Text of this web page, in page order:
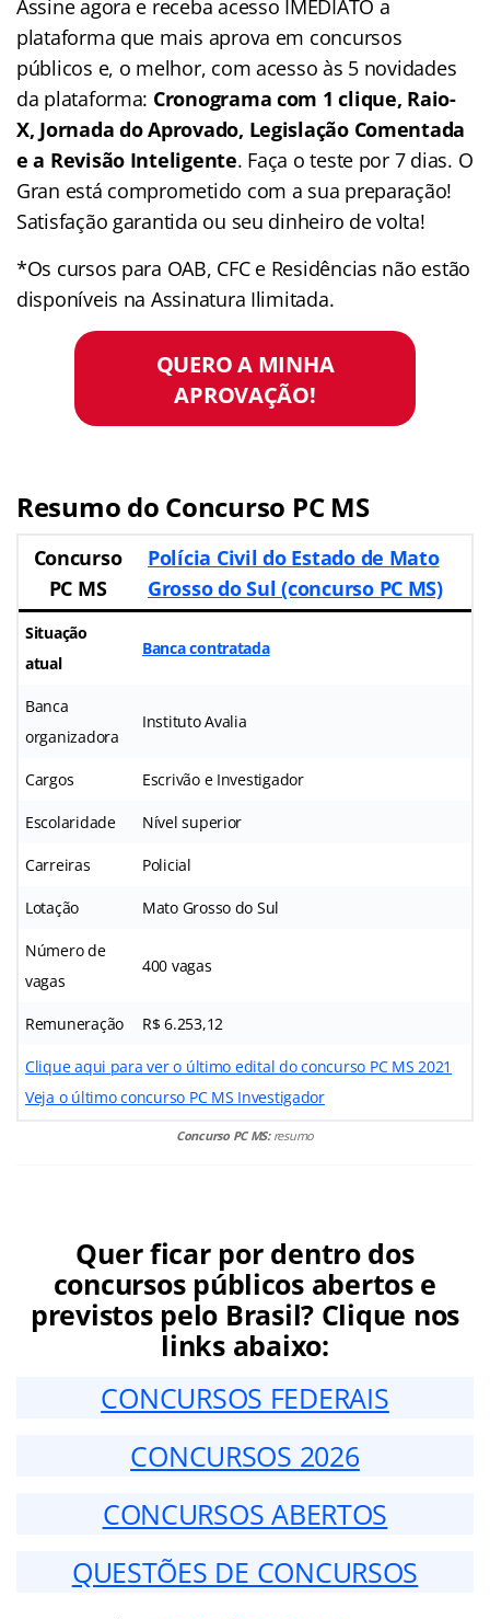
Assine agora e receba acesso IMEDIATO a
plataforma que mais aprova em concursos
públicos e, o melhor, com acesso às 5 novidades
da plataforma: Cronograma com 1 clique, Raio-
X, Jornada do Aprovado, Legislação Comentada
e a Revisão Inteligente. Faça o teste por 7 dias. O
Gran está comprometido com a sua preparação!
Satisfação garantida ou seu dinheiro de volta!
*Os cursos para OAB, CFC e Residências não estão
disponíveis na Assinatura Ilimitada.
QUERO A MINHA
APROVAÇÃO!
Resumo do Concurso PC MS
Concurso
PC MS
Polícia Civil do Estado de Mato
Grosso do Sul (concurso PC MS)
Situação
atual
Banca contratada
Banca
organizadora
Instituto Avalia
Cargos Escrivão e Investigador
Escolaridade Nível superior
Carreiras Policial
Lotação Mato Grosso do Sul
Número de
vagas
400 vagas
Remuneração R$ 6.253,12
Clique aqui para ver o último edital do concurso PC MS 2021
Veja o último concurso PC MS Investigador
Concurso PC MS: resumo
Quer ficar por dentro dos
concursos públicos abertos e
previstos pelo Brasil? Clique nos
links abaixo:
CONCURSOS FEDERAIS
CONCURSOS 2026
CONCURSOS ABERTOS
QUESTÕES DE CONCURSOS